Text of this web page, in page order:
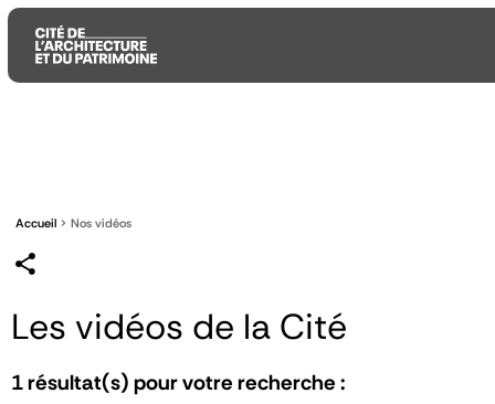
principal
principal
recherche
Accueil Nos vidéos
Les vidéos de la Cité
1résultat(s) pour votre recherche :